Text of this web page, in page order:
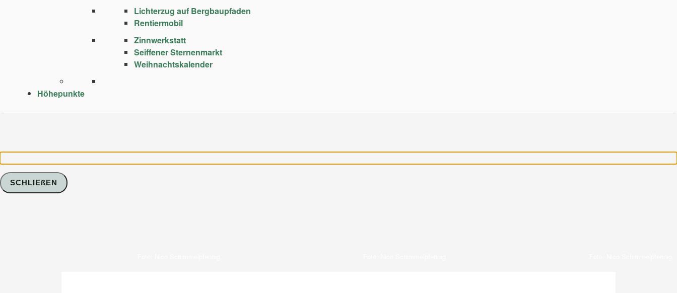
Lichterzug auf Bergbaupfaden
Rentiermobil
Zinnwerkstatt
Seiffener Sternenmarkt
Weihnachtskalender
Höhepunkte
SCHLIEßEN